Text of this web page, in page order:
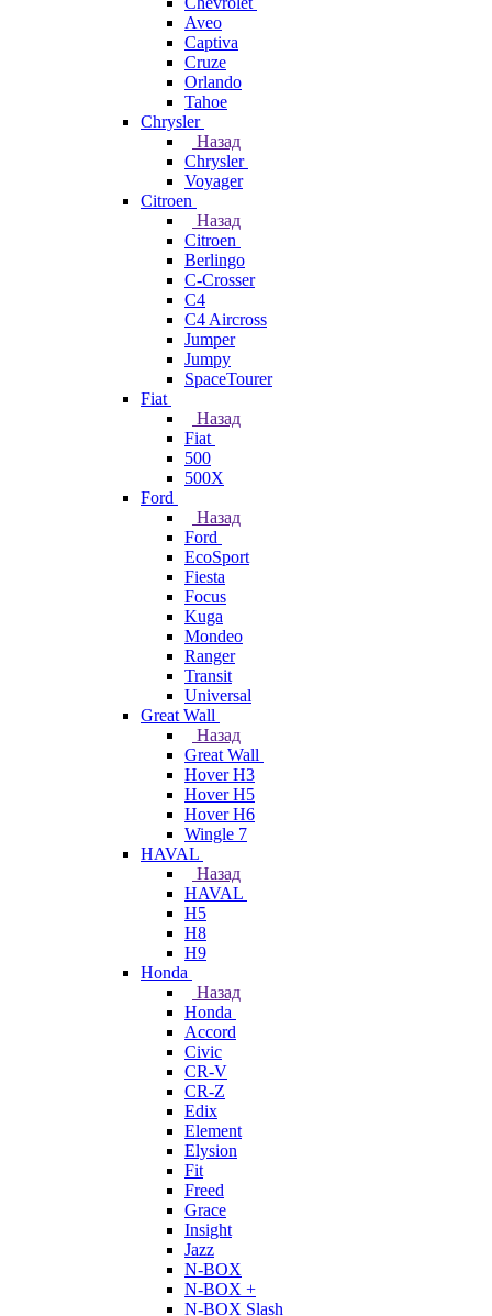
Aveo
Captiva
Cruze
Orlando
Tahoe
Chrysler
Назад
Chrysler
Voyager
Citroen
Назад
Citroen
Berlingo
C-Crosser
C4
C4 Aircross
Jumper
Jumpy
SpaceTourer
Fiat
Назад
Fiat
500
500X
Ford
Назад
Ford
EcoSport
Fiesta
Focus
Kuga
Mondeo
Ranger
Transit
Universal
Great Wall
Назад
Great Wall
Hover H3
Hover H5
Hover H6
Wingle 7
HAVAL
Назад
HAVAL
H5
H8
H9
Honda
Назад
Honda
Accord
Civic
CR-V
CR-Z
Edix
Element
Elysion
Fit
Freed
Grace
Insight
Jazz
N-BOX
N-BOX +
N-BOX Slash